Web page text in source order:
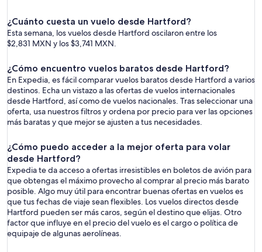
¿Cuánto cuesta un vuelo desde Hartford?
Esta semana, los vuelos desde Hartford oscilaron entre los
$2,831 MXN y los $3,741 MXN.
¿Cómo encuentro vuelos baratos desde Hartford?
En Expedia, es fácil comparar vuelos baratos desde Hartford a varios
destinos. Echa un vistazo a las ofertas de vuelos internacionales
desde Hartford, así como de vuelos nacionales. Tras seleccionar una
oferta, usa nuestros filtros y ordena por precio para ver las opciones
más baratas y que mejor se ajusten a tus necesidades.
¿Cómo puedo acceder a la mejor oferta para volar
desde Hartford?
Expedia te da acceso a ofertas irresistibles en boletos de avión para
que obtengas el máximo provecho al comprar al precio más barato
posible. Algo muy útil para encontrar buenas ofertas en vuelos es
que tus fechas de viaje sean flexibles. Los vuelos directos desde
Hartford pueden ser más caros, según el destino que elijas. Otro
factor que influye en el precio del vuelo es el cargo o política de
equipaje de algunas aerolíneas.